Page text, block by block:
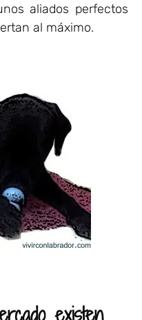
aliados perfectos
al máximo.